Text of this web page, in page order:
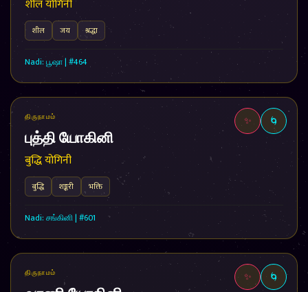
शील योगिनी
शील जय श्रद्धा
Nadi: பூஷா | #464
✨ 🌀
திருநாமம்
புத்தி யோகினி
बुद्धि योगिनी
बुद्धि शङ्करी भक्ति
Nadi: சங்கினி | #601
✨ 🌀
திருநாமம்